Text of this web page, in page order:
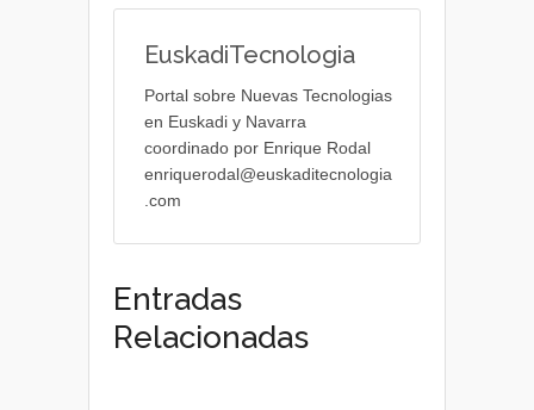
EuskadiTecnologia
Portal sobre Nuevas Tecnologias
en Euskadi y Navarra
coordinado por Enrique Rodal
enriquerodal@euskaditecnologia
.com
Entradas
Relacionadas